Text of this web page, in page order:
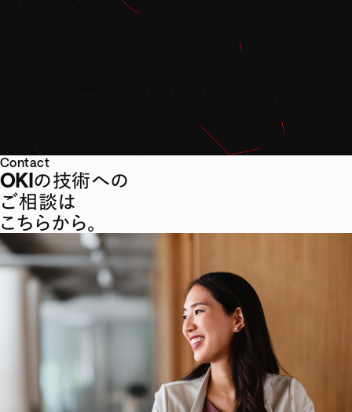
Contact
OKIの技術への
ご相談は
こちらから。